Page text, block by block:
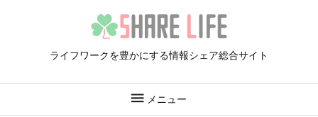
ライフワークを豊かにする情報シェア総合サイト
 メニュー